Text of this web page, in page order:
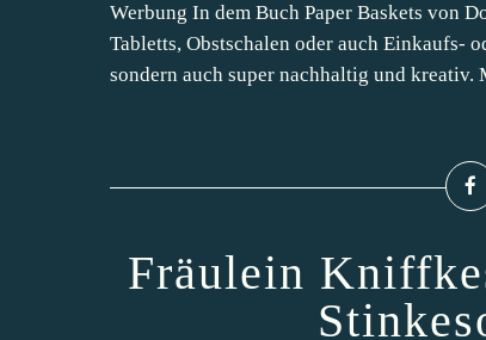
Werbung In dem Buch Paper Baskets von
Tabletts, Obstschalen oder auch Einkaufs-
sondern auch super nachhaltig und kreativ.
Fräulein